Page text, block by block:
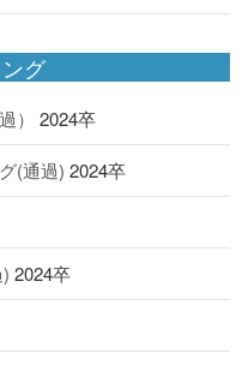
グ
） 2024卒
(通過) 2024卒
2024卒